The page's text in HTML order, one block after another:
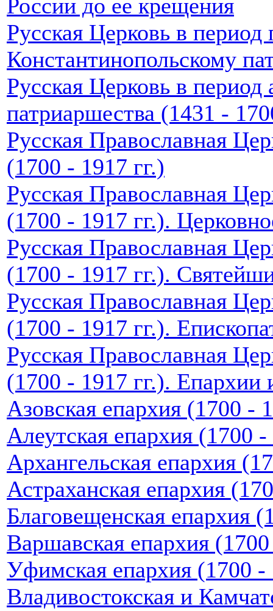
России до ее крещения
Русская Церковь в период
Константинопольскому
Русская Церковь в
патриаршества (1431 -
Русская Православная
(1700 - 1917 гг.)
Русская Православная
(1700 - 1917 гг.).
Русская Православная
(1700 - 1917 гг.).
Русская Православная
(1700 - 1917 гг.).
Русская Православная
(1700 - 1917 гг.). Епархии
Азовская епархия (1700 -
Алеутская епархия (1700 -
Архангельская епархия
Астраханская епархия
Благовещенская епархия
Варшавская епархия
Уфимская епархия (1700 -
Владивостокская и